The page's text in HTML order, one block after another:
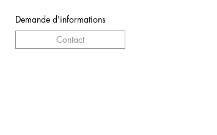
Demande d'informations
Contact